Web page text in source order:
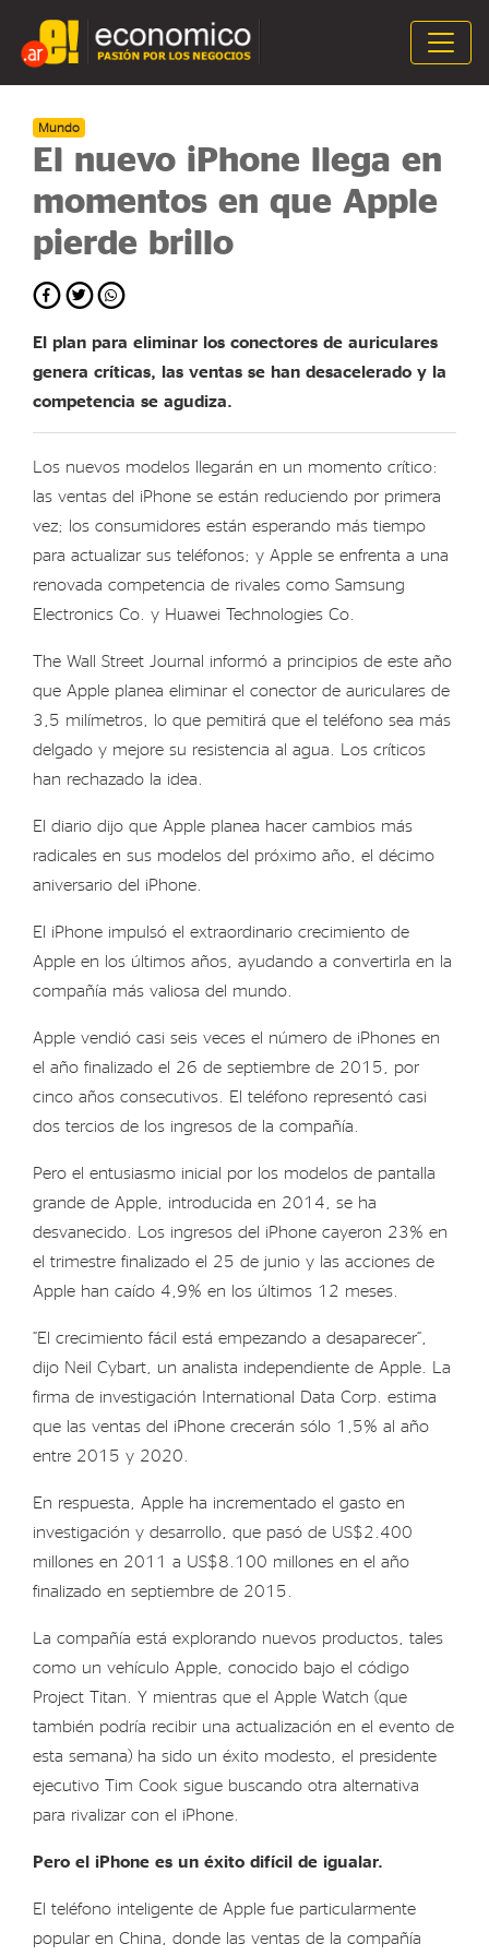
Mundo
El nuevo iPhone llega en
momentos en que Apple
pierde brillo
El plan para eliminar los conectores de auriculares
genera críticas, las ventas se han desacelerado y la
competencia se agudiza.
Los nuevos modelos llegarán en un momento crítico:
las ventas del iPhone se están reduciendo por primera
vez; los consumidores están esperando más tiempo
para actualizar sus teléfonos; y Apple se enfrenta a una
renovada competencia de rivales como Samsung
Electronics Co. y Huawei Technologies Co.
The Wall Street Journal informó a principios de este año
que Apple planea eliminar el conector de auriculares de
3,5 milímetros, lo que pemitirá que el teléfono sea más
delgado y mejore su resistencia al agua. Los críticos
han rechazado la idea.
El diario dijo que Apple planea hacer cambios más
radicales en sus modelos del próximo año, el décimo
aniversario del iPhone.
El iPhone impulsó el extraordinario crecimiento de
Apple en los últimos años, ayudando a convertirla en la
compañía más valiosa del mundo.
Apple vendió casi seis veces el número de iPhones en
el año finalizado el 26 de septiembre de 2015, por
cinco años consecutivos. El teléfono representó casi
dos tercios de los ingresos de la compañía.
Pero el entusiasmo inicial por los modelos de pantalla
grande de Apple, introducida en 2014, se ha
desvanecido. Los ingresos del iPhone cayeron 23% en
el trimestre finalizado el 25 de junio y las acciones de
Apple han caído 4,9% en los últimos 12 meses.
“El crecimiento fácil está empezando a desaparecer”,
dijo Neil Cybart, un analista independiente de Apple. La
firma de investigación International Data Corp. estima
que las ventas del iPhone crecerán sólo 1,5% al año
entre 2015 y 2020.
En respuesta, Apple ha incrementado el gasto en
investigación y desarrollo, que pasó de US$2.400
millones en 2011 a US$8.100 millones en el año
finalizado en septiembre de 2015.
La compañía está explorando nuevos productos, tales
como un vehículo Apple, conocido bajo el código
Project Titan. Y mientras que el Apple Watch (que
también podría recibir una actualización en el evento de
esta semana) ha sido un éxito modesto, el presidente
ejecutivo Tim Cook sigue buscando otra alternativa
para rivalizar con el iPhone.
Pero el iPhone es un éxito difícil de igualar.
El teléfono inteligente de Apple fue particularmente
popular en China, donde las ventas de la compañía